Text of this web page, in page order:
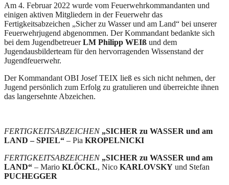
Am 4. Februar 2022 wurde vom Feuerwehrkommandanten und
einigen aktiven Mitgliedern in der Feuerwehr das
Fertigkeitsabzeichen „Sicher zu Wasser und am Land“ bei unserer
Feuerwehrjugend abgenommen. Der Kommandant bedankte sich
bei dem JugendbetreuerLM Philipp WEIß und dem
Jugendausbilderteam für den hervorragenden Wissenstand der
Jugendfeuerwehr.
Der Kommandant OBI Josef TEIX ließ es sich nicht nehmen, der
Jugend persönlich zum Erfolg zu gratulieren und überreichte ihnen
das langersehnte Abzeichen.
FERTIGKEITSABZEICHEN „SICHER zu WASSER und am
LAND – SPIEL“ – Pia KROPELNICKI
FERTIGKEITSABZEICHEN„SICHER zu WASSER und am
LAND“ – Mario KLÖCKL, Nico KARLOVSKY und Stefan
PUCHEGGER